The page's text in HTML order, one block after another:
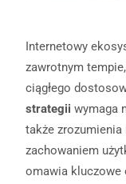
Internetowy
zawrotnym
ciągłego
strategii wymaga
także
zachowaniem
omawia kluczowe